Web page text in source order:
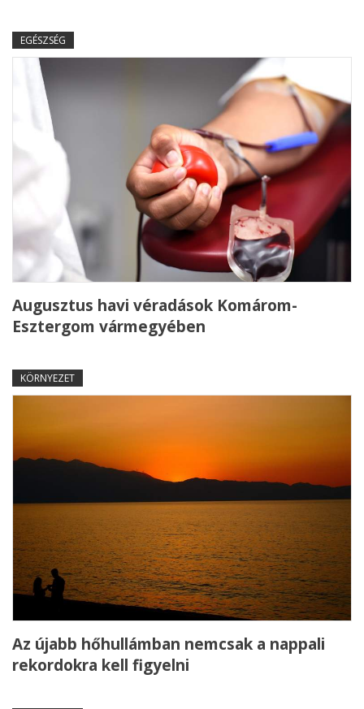
EGÉSZSÉG
Augusztus havi véradások Komárom-
Esztergom vármegyében
KÖRNYEZET
Az újabb hőhullámban nemcsak a nappali
rekordokra kell figyelni